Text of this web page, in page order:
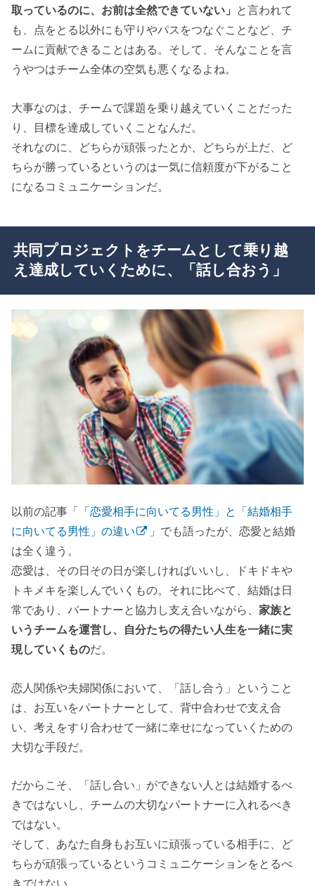
取っているのに、お前は全然できていない」 と言われて
も、点をとる以外にも守りやパスをつなぐことなど、チ
ームに貢献できることはある。そして、そんなことを言
うやつはチーム全体の空気も悪くなるよね。
大事なのは、チームで課題を乗り越えていくことだった
り、目標を達成していくことなんだ。
それなのに、どちらが頑張ったとか、どちらが上だ、ど
ちらが勝っているというのは一気に信頼度が下がること
になるコミュニケーションだ。
共同プロジェクトをチームとして乗り越
え達成していくために、「話し合おう」
以前の記事「
「恋愛相手に向いてる男性」と「結婚相手
に向いてる男性」の違い
」でも語ったが、恋愛と結婚
は全く違う。
恋愛は、その日その日が楽しければいいし、ドキドキや
トキメキを楽しんでいくもの。それに比べて、結婚は日
常であり、パートナーと協力し支え合いながら、家族と
いうチームを運営し、自分たちの得たい人生を一緒に実
現していくものだ。
恋人関係や夫婦関係において、「話し合う」ということ
は、お互いをパートナーとして、背中合わせで支え合
い、考えをすり合わせて一緒に幸せになっていくための
大切な手段だ。
だからこそ、「話し合い」ができない人とは結婚するべ
きではないし、チームの大切なパートナーに入れるべき
ではない。
そして、あなた自身もお互いに頑張っている相手に、ど
ちらが頑張っているというコミュニケーションをとるべ
きではない。